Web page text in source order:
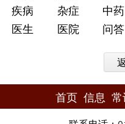
疾病
杂症 中药
医生
医院 问答
首页 信息 常